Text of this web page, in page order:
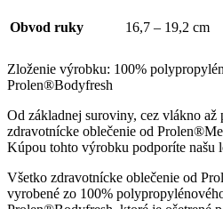
Obvod ruky 16,7 – 19,2 cm
Zloženie výrobku: 100%
Prolen®Bodyfresh
Od základnej suroviny, cez vlákno
zdravotnícke oblečenie od
Kúpou tohto výrobku podporíte našu
Všetko zdravotnícke oblečenie od
vyrobené zo 100%